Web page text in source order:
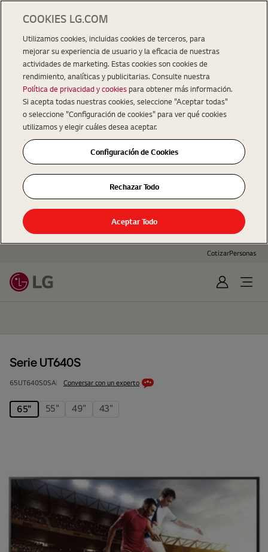
CotizarPersonas
IniciarOpen
Serie UT640S
65UT640S0SA Conversar con un experto
65" 55" 49" 43"
COOKIES LG.COM
Utilizamos cookies, incluidas cookies de terceros, para
mejorar su experiencia de usuario y la eficacia de nuestras
actividades de marketing. Estas cookies son cookies de
rendimiento, analíticas y publicitarias. Consulte nuestra
Política de privacidad y cookiespara obtener más información.
Si acepta todas nuestras cookies, seleccione "Aceptar todas"
o seleccione "Configuración de cookies" para ver qué cookies
utilizamos y elegir cuáles desea aceptar.
Configuración de Cookies
Rechazar Todo
Aceptar Todo